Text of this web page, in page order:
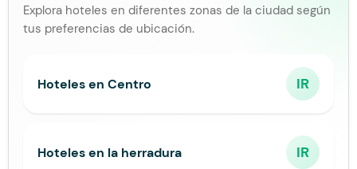
Explora hoteles en diferentes zonas de la ciudad según
tus preferencias de ubicación.
Hoteles en Centro IR
Hoteles en la herradura IR